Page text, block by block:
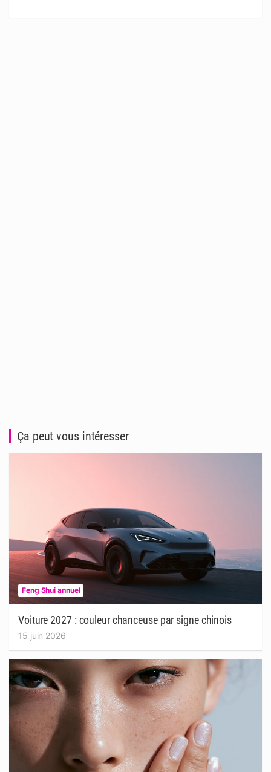
Ça peut vous intéresser
Feng Shui annuel
Voiture 2027 : couleur chanceuse par signe chinois
15 juin 2026